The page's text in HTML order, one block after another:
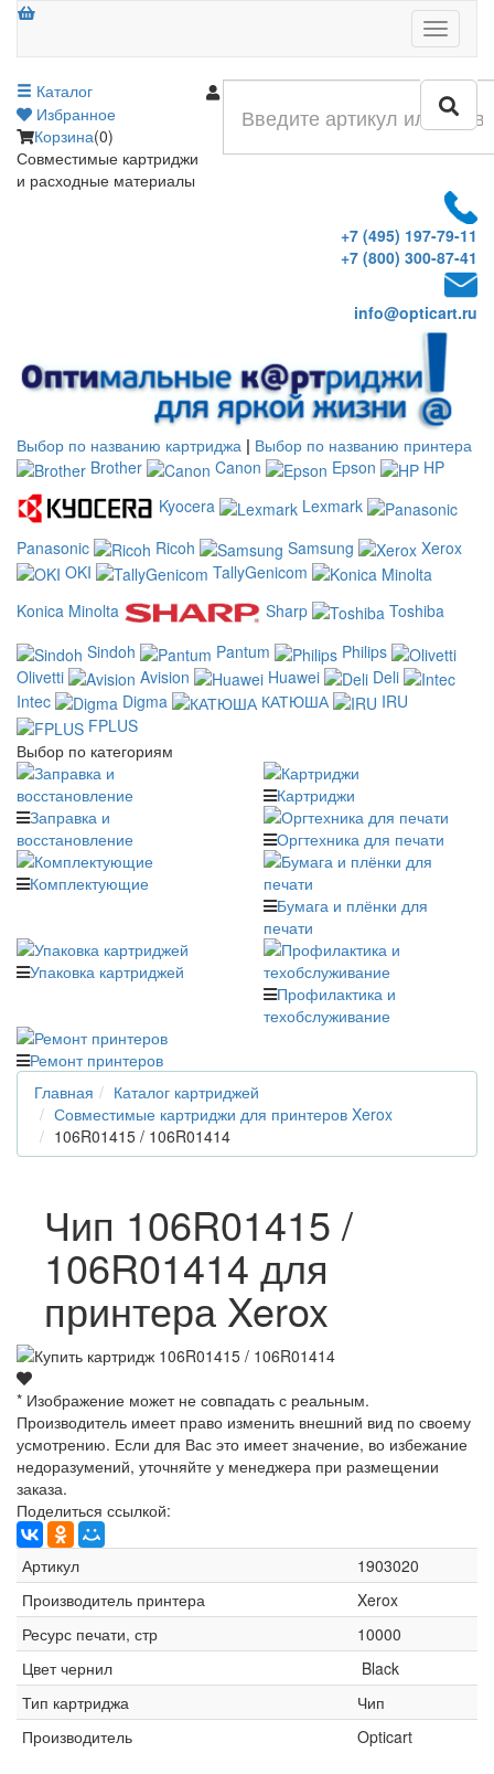
Меню
Каталог
Избранное
Корзина(0)
Совместимые картриджи
и расходные материалы
+7 (495) 197-79-11
+7 (800) 300-87-41
info@opticart.ru
Выбор по названию картриджа | Выбор по названию принтера
Brother
Canon Epson
HP
Kyocera
Lexmark
Panasonic
Ricoh Samsung
Xerox
OKI
TallyGenicom
Konica Minolta
Sharp
Toshiba
Sindoh
Pantum
Philips
Olivetti
Avision Huawei
Deli
Intec
Digma КАТЮША
IRU
FPLUS
Выбор по категориям
Заправка и
восстановление
Картриджи
Оргтехника для печати
Комплектующие
Бумага и плёнки для
печати
Упаковка картриджей
Профилактика и
техобслуживание
Ремонт принтеров
Главная
Каталог картриджей
Совместимые картриджи для принтеров Xerox
106R01415 / 106R01414
Чип 106R01415 /
106R01414 для
принтера Xerox
* Изображение может не совпадать с реальным.
Производитель имеет право изменить внешний вид по своему
усмотрению. Если для Вас это имеет значение, во избежание
недоразумений, уточняйте у менеджера при размещении
заказа.
Поделиться ссылкой:
Артикул
1903020
Производитель принтера
Xerox
Ресурс печати, стр
10000
Цвет чернил
Black
Тип картриджа
Чип
Производитель
Opticart